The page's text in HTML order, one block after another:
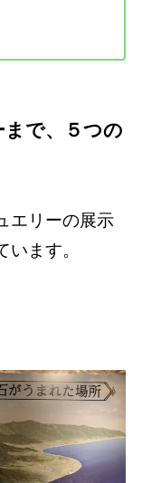
で、５つの
エリーの展示
ます。